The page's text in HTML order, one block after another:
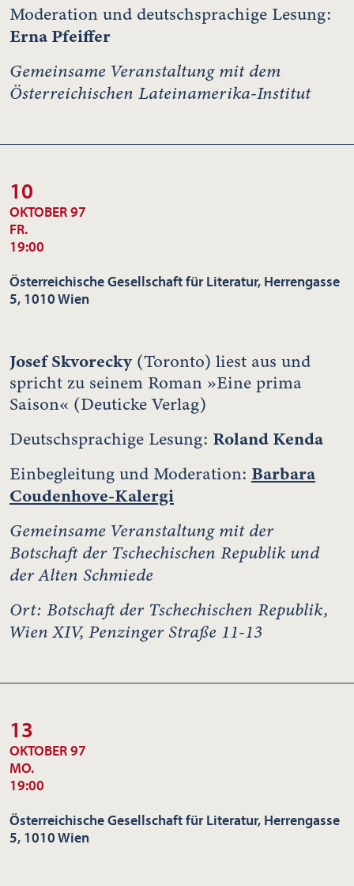
Moderation und deutschsprachige Lesung:
Erna Pfeiffer
Gemeinsame Veranstaltung mit dem
Österreichischen Lateinamerika-Institut
10
OKTOBER 97
FR.
19:00
Österreichische Gesellschaft für Literatur, Herrengasse
5, 1010 Wien
Josef Skvorecky(Toronto) liest aus und
spricht zu seinem Roman »Eine prima
Saison« (Deuticke Verlag)
Deutschsprachige Lesung: Roland Kenda
Einbegleitung und Moderation: Barbara
Coudenhove-Kalergi
Gemeinsame Veranstaltung mit der
Botschaft der Tschechischen Republik und
der Alten Schmiede
Ort: Botschaft der Tschechischen Republik,
Wien XIV, Penzinger Straße 11-13
13
OKTOBER 97
MO.
19:00
Österreichische Gesellschaft für Literatur, Herrengasse
5, 1010 Wien